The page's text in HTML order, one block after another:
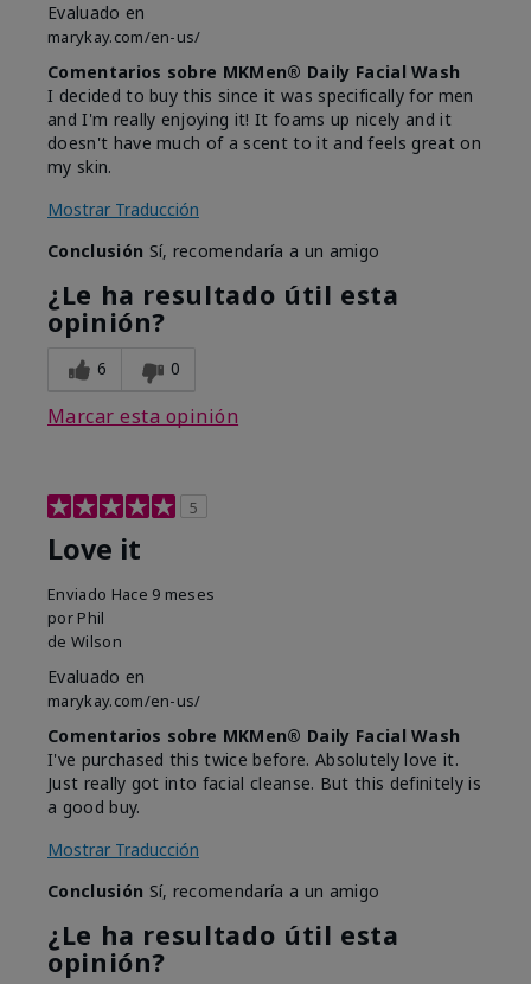
Evaluado en
marykay.com/en-us/
Comentarios sobre MKMen® Daily Facial Wash
I decided to buy this since it was specifically for men
and I'm really enjoying it! It foams up nicely and it
doesn't have much of a scent to it and feels great on
my skin.
Mostrar Traducción
Conclusión Sí, recomendaría a un amigo
¿Le ha resultado útil esta
opinión?
6 0
Marcar esta opinión
5
Love it
Enviado Hace 9 meses
por Phil
de Wilson
Evaluado en
marykay.com/en-us/
Comentarios sobre MKMen® Daily Facial Wash
I've purchased this twice before. Absolutely love it.
Just really got into facial cleanse. But this definitely is
a good buy.
Mostrar Traducción
Conclusión Sí, recomendaría a un amigo
¿Le ha resultado útil esta
opinión?